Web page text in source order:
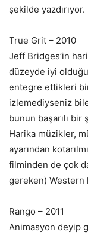
şekilde yazdırıyor.
True Grit – 2010
Jeff Bridges’in
düzeyde iyi
entegre ettikleri
izlemediyseniz
bunun başarılı
Harika müzikler,
ayarından
filminden de çok
gereken) Western
Rango – 2011
Animasyon deyip